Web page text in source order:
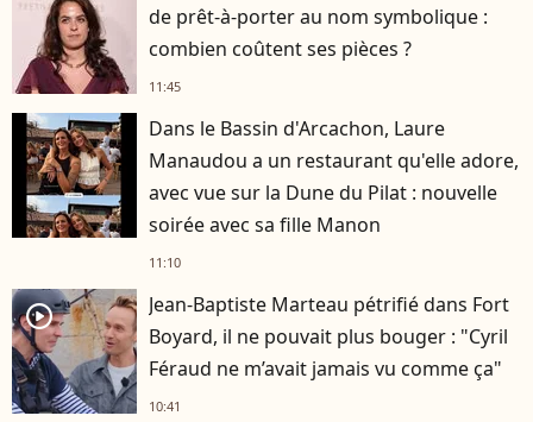
de prêt-à-porter au nom symbolique :
combien coûtent ses pièces ?
11:45
Dans le Bassin d'Arcachon, Laure
Manaudou a un restaurant qu'elle adore,
avec vue sur la Dune du Pilat : nouvelle
soirée avec sa fille Manon
11:10
player2
Jean-Baptiste Marteau pétrifié dans Fort
Boyard, il ne pouvait plus bouger : "Cyril
Féraud ne m’avait jamais vu comme ça"
10:41